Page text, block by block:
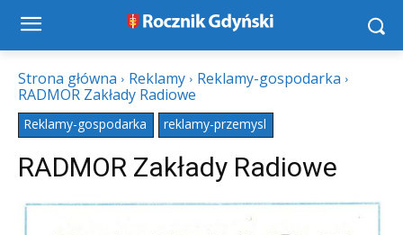
Strona główna Reklamy
Reklamy-gospodarka
RADMOR Zakłady Radiowe
Reklamy-gospodarka reklamy-przemysl
RADMOR Zakłady Radiowe